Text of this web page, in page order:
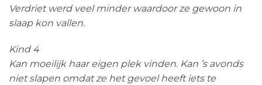
Verdriet werd veel minder waardoor ze gewoon in
slaap kon vallen.
Kind 4
Kan moeilijk haar eigen plek vinden. Kan ’s avonds
niet slapen omdat ze het gevoel heeft iets te